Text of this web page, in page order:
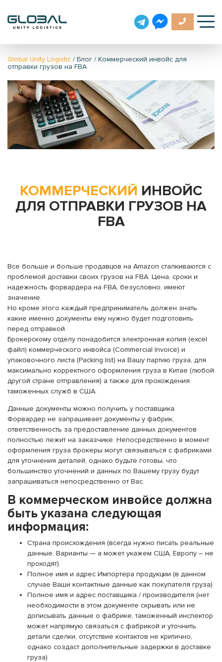
Global Unity Logistic / Блог / Коммерческий инвойс для
отправки грузов на FBA
КОММЕРЧЕСКИЙ ИНВОЙС
ДЛЯ ОТПРАВКИ ГРУЗОВ НА
FBA
Все больше и больше продавцов на Amazon сталкиваются c
проблемой доставки своих грузов на FBA. Цена, сроки и
надежность форвардера на FBA, безусловно, имеют
значение.
Но кроме этого каждый предприниматель должен знать
какие именно документы ему нужно будет подготовить
перед отправкой.
Брокерскому отделу понадобится электронная копия (excel
файл) коммерческого инвойса (Commercial Invoice) и
упаковочного листа (Packing list) на Вашу партию груза, для
максимально корректного оформления груза в Китае (любой
другой стране отправления) а также для прохождения
таможенных служб в США.
Данные документы можно получить у поставщика.
Форвардер не запрашивает документы у фабрик,
ответственность за предоставление данных документов
полностью лежит на заказчике. Непосредственно в момент
оформления груза брокеры могут связываться с фабриками
для уточнения деталей, однако будьте готовы, что
большинство уточнений и данных по Вашему грузу будут
запрашиваться непосредственно от Вас.
В коммерческом инвойсе должна
быть указана следующая
информация:
Страна происхождения (всегда нужно писать реальные
данные. Варианты — а может укажем США, Европу – не
проходят).
Полное имя и адрес Импортера продукции (в данном
случае Ваши контактные данные как покупателя груза)
Полное имя и адрес поставщика / производителя (нет
необходимости в этом документе скрывать или не
дописывать данные о фабрике, таможенный инспектор
может напрямую связаться с фабрикой и уточнить
детали сделки, отсутствие контактов не критично,
однако создаст дополнительные задержки в доставке
груза)